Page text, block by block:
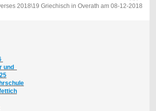
2018\19 Griechisch in Overath am 08-12-2018
und